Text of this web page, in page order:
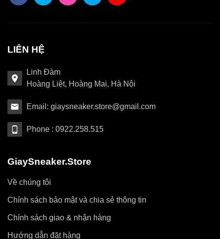
LIÊN HỆ
Linh Đàm
Hoàng Liệt, Hoàng Mai, Hà Nội
Email: giaysneaker.store@gmail.com
Phone : 0922.258.515
GiaySneaker.Store
Về chúng tôi
Chính sách bảo mật và chia sẻ thông tin
Chính sách giao & nhận hàng
Hướng dẫn đặt hàng